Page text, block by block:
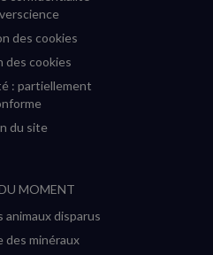
des cookies
des cookies
: partiellement
du site
MOMENT
animaux disparus
des minéraux